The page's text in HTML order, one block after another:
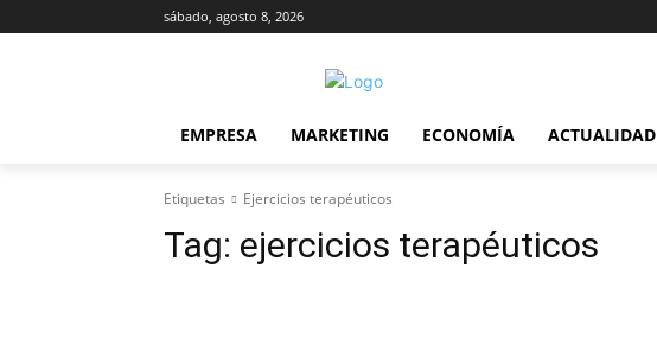
sábado, agosto 8, 2026
EMPRESA MARKETING ECONOMÍA ACTUALIDAD
Etiquetas Ejercicios terapéuticos
Tag: ejercicios terapéuticos